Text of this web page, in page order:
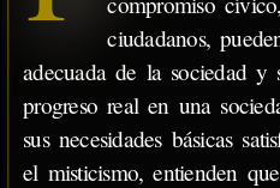
ciudadanos,
adecuada de la sociedad y
progreso real en una
sus necesidades básicas
el misticismo, entienden